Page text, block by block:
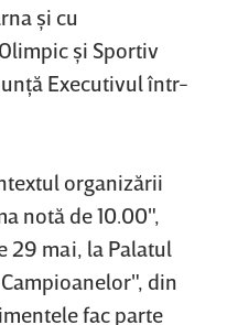
şi cu
şi Sportiv
Executivul într-
organizării
notă de 10.00",
29 mai, la Palatul
din
fac parte